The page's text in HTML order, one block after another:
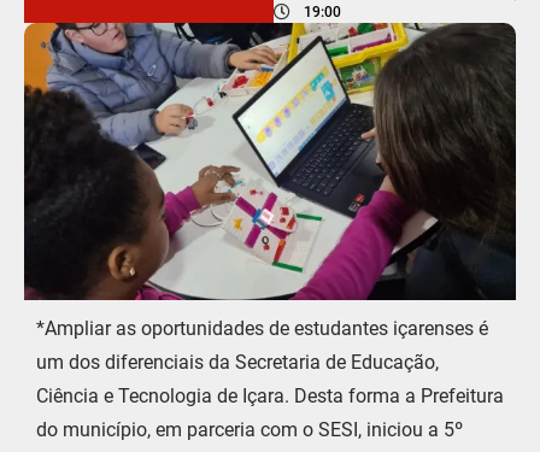
19:00
*Ampliar as oportunidades de estudantes içarenses é
um dos diferenciais da Secretaria de Educação,
Ciência e Tecnologia de Içara. Desta forma a Prefeitura
do município, em parceria com o SESI, iniciou a 5º